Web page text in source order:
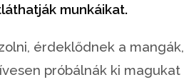
munkáikat.
érdeklődnek a mangák,
próbálnák ki magukat